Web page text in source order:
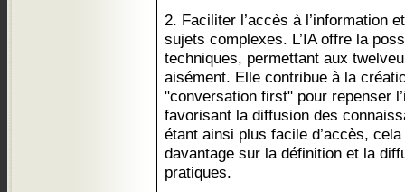
2. Faciliter l’accès à l’information
sujets complexes. L’IA offre la
techniques, permettant aux
aisément. Elle contribue à la
"conversation first" pour repenser
favorisant la diffusion des
étant ainsi plus facile d’accès,
davantage sur la définition et la
pratiques.